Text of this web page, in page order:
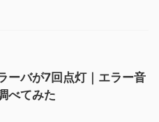
ーバが7回点灯｜エラー音
べてみた